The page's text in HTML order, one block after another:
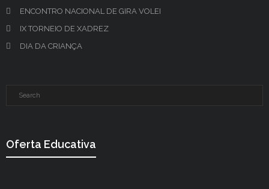
ENCONTRO NACIONAL DE GIRA VOLEI
IX TORNEIO DE XADREZ
DIA DA CRIANÇA
Oferta Educativa